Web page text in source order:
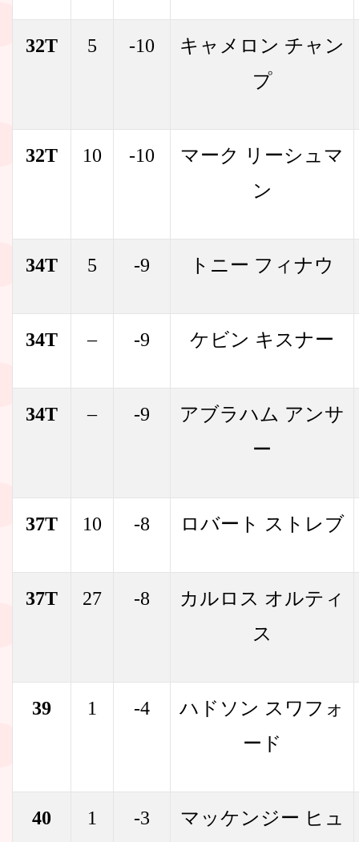
32T 5 -10
キャメロン チャン
プ
32T 10 -10
マーク リーシュマ
ン
34T 5 -9 トニー フィナウ
34T – -9 ケビン キスナー
34T – -9
アブラハム アンサ
ー
37T 10 -8 ロバート ストレブ
37T 27 -8
カルロス オルティ
ス
39 1 -4
ハドソン スワフォ
ード
40 1 -3
マッケンジー ヒュ